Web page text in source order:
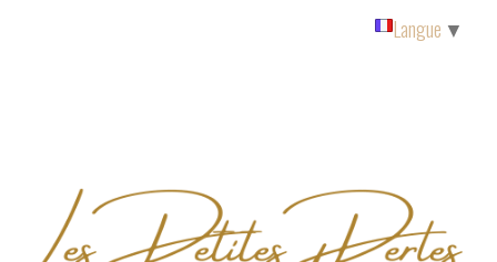
Langue ▼